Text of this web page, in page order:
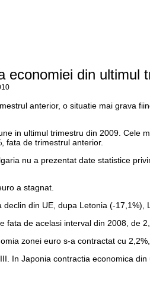
economiei din ultimul
anterior, o situatie mai grava
in ultimul trimestru din 2009. Cele
fata de trimestrul anterior.
nu a prezentat date statistice
a stagnat.
din UE, dupa Letonia (-17,1%),
de acelasi interval din 2008, de
zonei euro s-a contractat cu
In Japonia contractia economica